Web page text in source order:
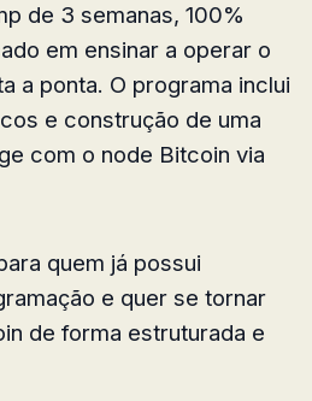
de 3 semanas, 100%
em ensinar a operar o
a ponta. O programa inclui
e construção de uma
com o node Bitcoin via
quem já possui
e quer se tornar
de forma estruturada e